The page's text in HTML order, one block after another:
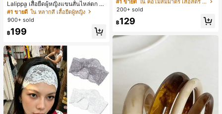
Lalippa เสื้อยืดผู้หญิงแขนสั้นไหล่ตก ค
อวีปกเสื้อ ลายพิมพ์ดิจิทัลลายทาง สไตล์
สปอร์ตแฟชั่นมินิมอล ของขวัญสำหรับเ
พื่อน
#1 ขายดี ใน หลากสี เสื้อยืดผู้หญิง
900+ sold
฿199
#1 ขายดี
ใน คอไม่สมมาตร เสื้อสตรี เสื้อเบลาส์ & Tee
200+ sold
฿129